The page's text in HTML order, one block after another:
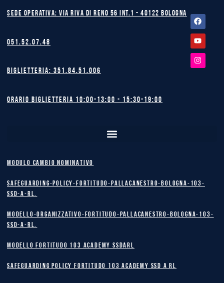
Facebook
Youtube
Instagram
Sede operativa: Via Riva di Reno 56 int.1 - 40122 BOLOGNA
051.52.07.48
Biglietteria: 351.84.51.006
Orario biglietteria 10:00-13:00 - 15:30-19:00
MODULO CAMBIO NOMINATIVO
safeguarding-policy-Fortitudo-Pallacanestro-Bologna-103-
SSD-A-RL.
Modello-Organizzativo-Fortitudo-Pallacanestro-Bologna-103-
SSD-A-RL.
MODELLO FORTITUDO 103 ACADEMY SSDARL
safeguarding policy Fortitudo 103 Academy SSD A RL